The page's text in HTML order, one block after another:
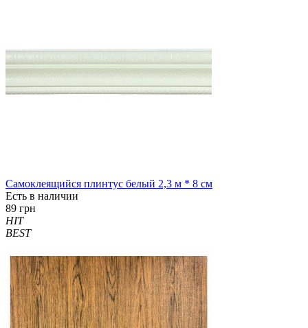
Самоклеящийся плинтус белый 2,3 м * 8 см
Есть в наличии
89 грн
HIT
BEST